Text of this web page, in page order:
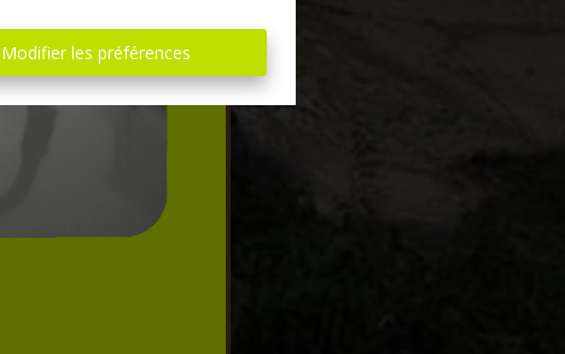
Modifier les préférences